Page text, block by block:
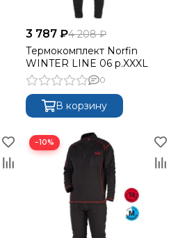
3 787 ₽4 208 ₽
Термокомплект Norfin
WINTER LINE 06 р.XXXL
0
В корзину
−10%